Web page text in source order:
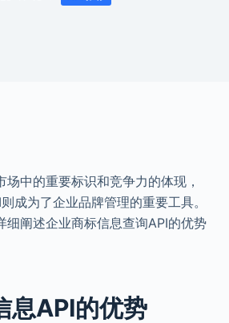
中的重要标识和竞争力的体现，
成为了企业品牌管理的重要工具。
细阐述企业商标信息查询API的优势
息API的优势